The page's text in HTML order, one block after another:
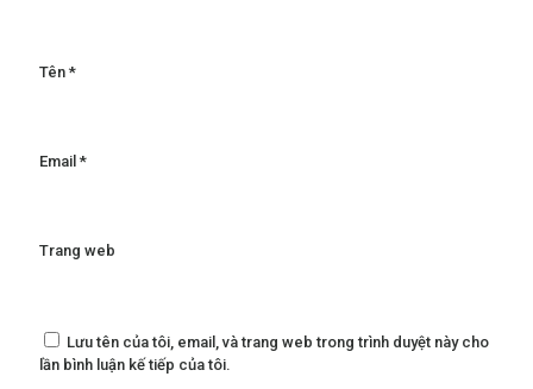
Tên *
Email *
Trang web
Lưu tên của tôi, email, và trang web trong trình duyệt này cho
lần bình luận kế tiếp của tôi.